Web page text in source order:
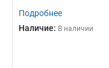
Подробнее
Наличие: В наличии